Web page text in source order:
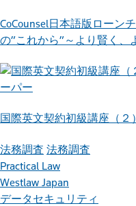
CoCounsel日本語版ローン
の”これから”～より賢く、
ーパー
国際英文契約初級講座（２
法務調査 法務調査
Practical Law
Westlaw Japan
データセキュリティ